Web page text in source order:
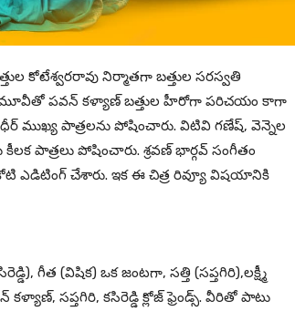
కోటేశ్వరరావు నిర్మాతగా బత్తుల సరస్వతి
ఈ మూవీతో పవన్ కళ్యాణ్‌ బత్తుల హీరోగా పరిచయం కాగా
ముఖ్య పాత్రలను పోషించారు. విటివి గణేష్, వెన్నెల
పాత్రలు పోషించారు. శ్రవణ్ భార్గవ్ సంగీతం
చేశారు. ఇక ఈ చిత్ర రివ్యూ విషయానికి
గీత (విషిక) ఒక జంటగా, సత్తి (సప్తగిరి),లక్ష్మీ
సప్తగిరి, కసిరెడ్డి క్లోజ్ ఫ్రెండ్స్. వీరితో పాటు